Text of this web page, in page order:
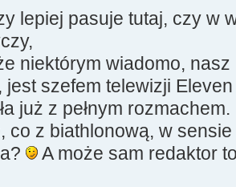
lepiej pasuje tutaj, czy w
niektórym wiadomo,
jest szefem telewizji
już z pełnym
co z biathlonową, w
A może sam redaktor